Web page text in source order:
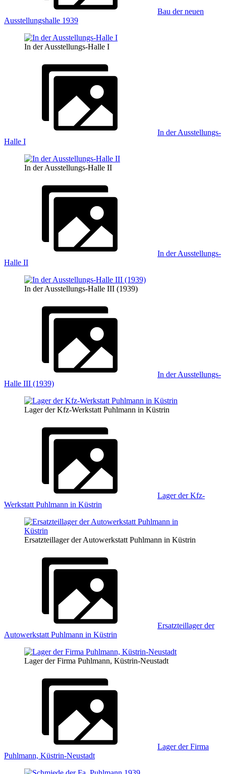
Bau der neuen
Ausstellungshalle 1939
In der Ausstellungs-Halle I
In der Ausstellungs-
Halle I
In der Ausstellungs-Halle II
In der Ausstellungs-
Halle II
In der Ausstellungs-Halle III (1939)
In der Ausstellungs-
Halle III (1939)
Lager der Kfz-Werkstatt Puhlmann in Küstrin
Lager der Kfz-
Werkstatt Puhlmann in Küstrin
Ersatzteillager der Autowerkstatt Puhlmann in Küstrin
Ersatzteillager der
Autowerkstatt Puhlmann in Küstrin
Lager der Firma Puhlmann, Küstrin-Neustadt
Lager der Firma
Puhlmann, Küstrin-Neustadt